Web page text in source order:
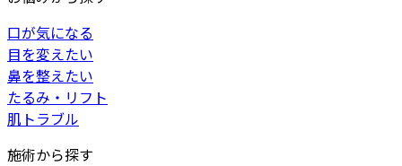
口が気になる
目を変えたい
鼻を整えたい
たるみ・リフト
肌トラブル
施術から探す